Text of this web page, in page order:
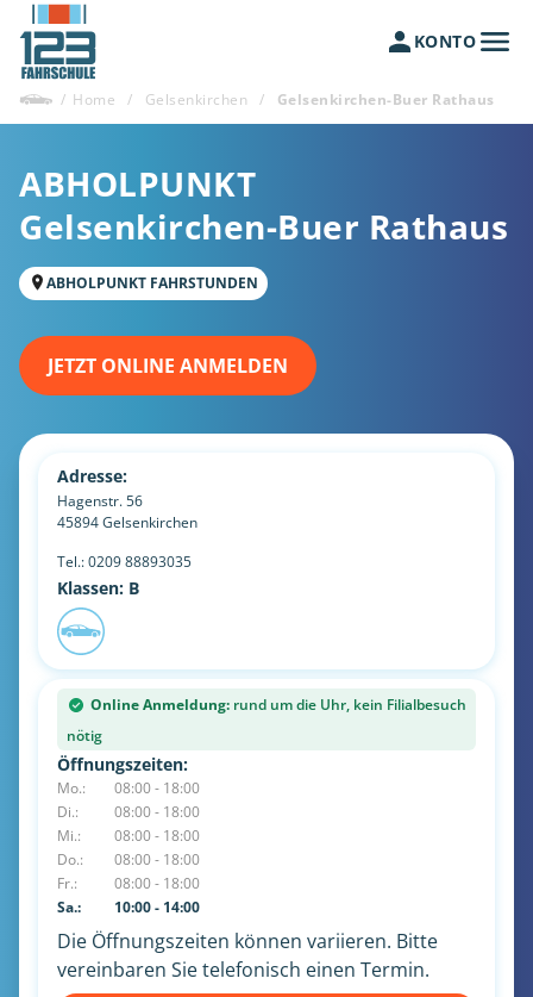
KONTO
/ Home / Gelsenkirchen / Gelsenkirchen-Buer Rathaus
ABHOLPUNKT
Gelsenkirchen-Buer Rathaus
ABHOLPUNKT FAHRSTUNDEN
JETZT ONLINE ANMELDEN
Adresse:
Hagenstr. 56
45894Gelsenkirchen
Tel.:0209 88893035
Klassen: B
Online Anmeldung: rund um die Uhr, kein Filialbesuch
nötig
Öffnungszeiten:
Mo.:
08:00 - 18:00
Di.:
08:00 - 18:00
Mi.:
08:00 - 18:00
Do.:
08:00 - 18:00
Fr.:
08:00 - 18:00
Sa.:
10:00 - 14:00
Die Öffnungszeiten können variieren. Bitte
vereinbaren Sie telefonisch einen Termin.